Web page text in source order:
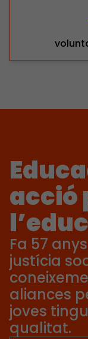
acció
Fa 57
justícia
aliances
joves
qualitat.